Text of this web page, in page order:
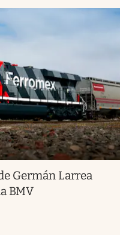
Germán Larrea
BMV